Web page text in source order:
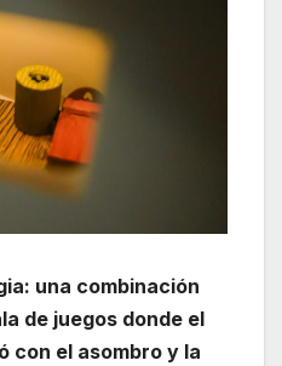
una combinación
de juegos donde el
con el asombro y la